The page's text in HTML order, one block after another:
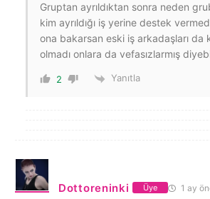
Gruptan ayrıldıktan sonra neden
kim ayrıldığı iş yerine destek
ona bakarsan eski iş arkadaşları da
olmadı onlara da vefasızlarmış
2 Yanıtla
Dottoreninki Üye 1 ay